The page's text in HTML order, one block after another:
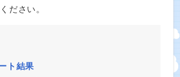
ださい。
ト結果